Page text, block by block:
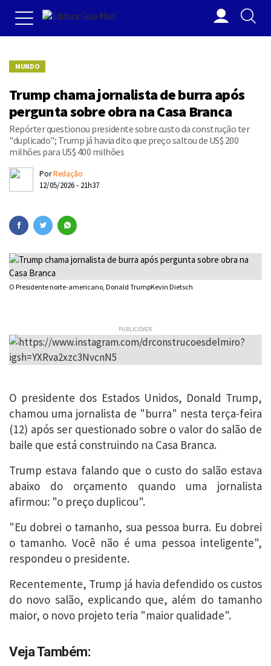
MUNDO
Trump chama jornalista de burra após
pergunta sobre obra na Casa Branca
Repórter questionou presidente sobre custo da construção ter
"duplicado"; Trump já havia dito que preço saltou de US$ 200
milhões para US$ 400 milhões
PorRedação
12/05/2026 - 21h37
O Presidente norte-americano, Donald TrumpKevin Dietsch
PUBLICIDADE
O presidente dos Estados Unidos, Donald Trump,
chamou uma jornalista de "burra" nesta terça-feira
(12) após ser questionado sobre o valor do salão de
baile que está construindo na Casa Branca.
Trump estava falando que o custo do salão estava
abaixo do orçamento quando uma jornalista
afirmou: "o preço duplicou".
"Eu dobrei o tamanho, sua pessoa burra. Eu dobrei
o tamanho. Você não é uma pessoa inteligente",
respondeu o presidente.
Recentemente, Trump já havia defendido os custos
do novo salão, explicando que, além do tamanho
maior, o novo projeto teria "maior qualidade".
Veja Também: